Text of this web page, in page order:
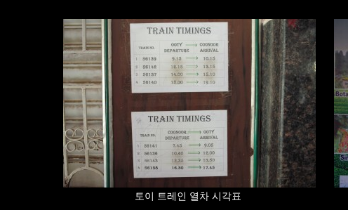
토이 트레인 열차 시각표